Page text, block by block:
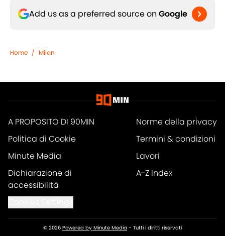
Add us as a preferred source on Google
Home / Milan
A PROPOSITO DI 90MIN
Norme della privacy
Politica di Cookie
Termini & condizioni
Minute Media
Lavori
Dichiarazione di
accessibilità
A-Z Index
© 2026 Powered by Minute Media - Tutti i diritti riservati